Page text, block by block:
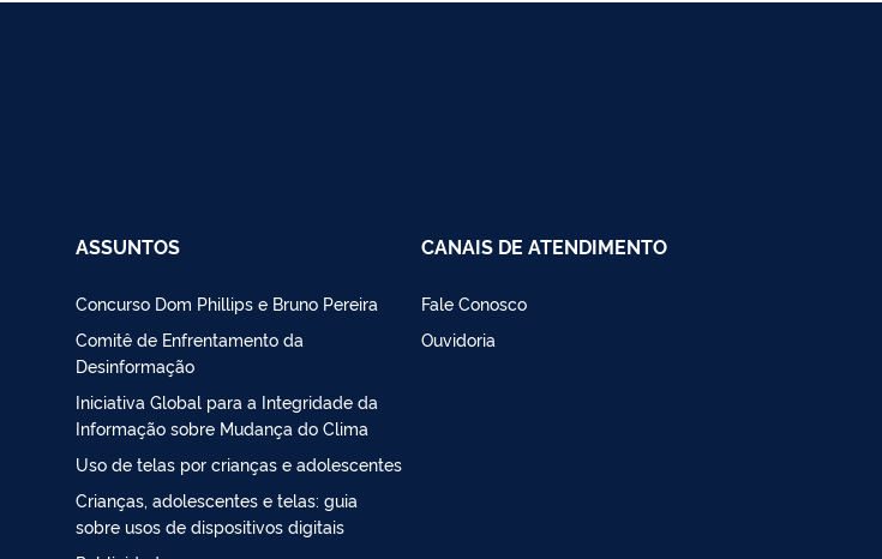
ASSUNTOS
Concurso Dom Phillips e Bruno Pereira
Comitê de Enfrentamento da
Desinformação
Iniciativa Global para a Integridade da
Informação sobre Mudança do Clima
Uso de telas por crianças e adolescentes
Crianças, adolescentes e telas: guia
sobre usos de dispositivos digitais
CANAIS DE ATENDIMENTO
Fale Conosco
Ouvidoria